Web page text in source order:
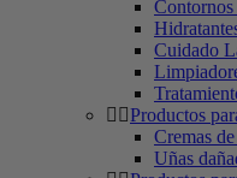
Cuidado
Productos
Cremas
Uñas